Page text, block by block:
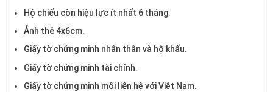
Hộ chiếu còn hiệu lực ít nhất 6 tháng.
Ảnh thẻ 4x6cm.
Giấy tờ chứng minh nhân thân và hộ khẩu.
Giấy tờ chứng minh tài chính.
Giấy tờ chứng minh mối liên hệ với Việt Nam.